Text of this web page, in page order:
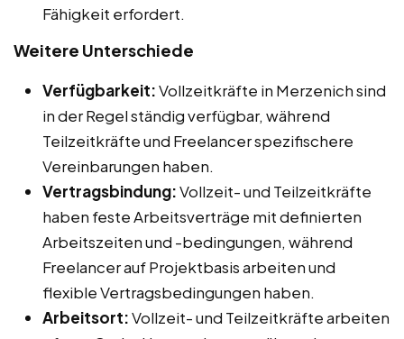
Fähigkeit erfordert.
Weitere Unterschiede
Verfügbarkeit:Vollzeitkräfte in Merzenich sind
in der Regel ständig verfügbar, während
Teilzeitkräfte und Freelancer spezifischere
Vereinbarungen haben.
Vertragsbindung:Vollzeit- und Teilzeitkräfte
haben feste Arbeitsverträge mit definierten
Arbeitszeiten und -bedingungen, während
Freelancer auf Projektbasis arbeiten und
flexible Vertragsbedingungen haben.
Arbeitsort:Vollzeit- und Teilzeitkräfte arbeiten